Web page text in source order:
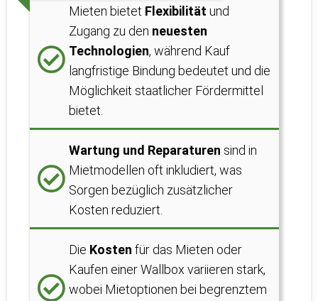
Mieten bietet Flexibilität und
Zugang zu den neuesten
Technologien, während Kauf
langfristige Bindung bedeutet und die
Möglichkeit staatlicher Fördermittel
bietet.
Wartung und Reparaturen sind in
Mietmodellen oft inkludiert, was
Sorgen bezüglich zusätzlicher
Kosten reduziert.
Die Kosten für das Mieten oder
Kaufen einer Wallbox variieren stark,
wobei Mietoptionen bei begrenztem